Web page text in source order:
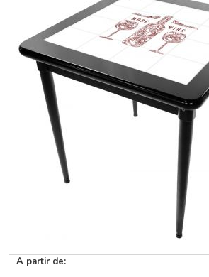
A partir de: